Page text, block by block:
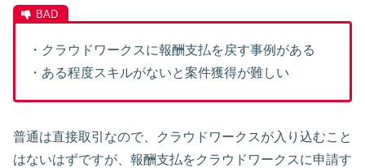
・クラウドワークスに報酬支払を戻す事例がある
・ある程度スキルがないと案件獲得が難しい
普通は直接取引なので、クラウドワークスが入り込むこと
はないはずですが、報酬支払をクラウドワークスに申請す